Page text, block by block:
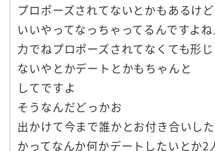
プロポーズされてないとかもあるけ
いいやってなっちゃってるんですよ
力でねプロポーズされてなくても形じ
ないやとかデートとかもちゃんと
してですよ
そうなんだどっかお
出かけて今まで誰かとお付き合いし
かってなんか何かデートしたいとか2